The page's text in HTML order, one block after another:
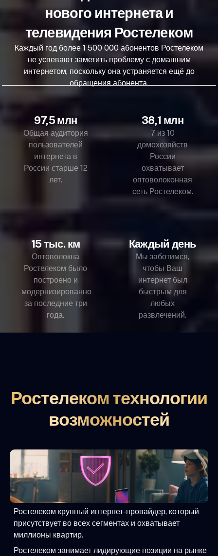
нового интернета и
телевидения Ростелеком
Каждый год более 1 500 000 абонентов Ростелеком
не успевают заметить проблему с домашним
интернетом, поскольку она устраняется ещё до
обращения абонента.
97,5 млн
Общая аудитория
пользователей
интернета в
России старше 12
лет.
38,1 млн
7 из 10
домохозяйств
России
охватывает
оптоволоконная
сеть Ростелеком.
15 тыс. км
Оптоволокна
Ростелеком было
построено и
модернизированно
за последние три
года.
Каждый день
Мы заботимся,
чтобы Ваш
интернет был
быстрым для
любых
развлечений.
Ростелеком технологии
возможностей
Ростелеком крупный интернет-провайдер, который
присутствует во всех сегментах и охватывает
миллионы квартир.
Ростелеком занимает лидирующие позиции на рынке